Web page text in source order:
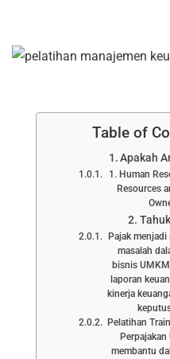
Table of
Apakah
1. Human
Resources
Pajak
masalah
bisnis
laporan
kinerja
Pelatihan
membantu